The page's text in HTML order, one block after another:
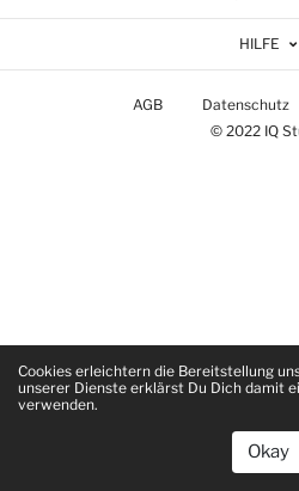
Cookies erleichtern die Bereitstellung
unserer Dienste erklärst Du Dich damit
verwenden.
Okay
HILFE
AGB Datenschutz
© 2022 IQ